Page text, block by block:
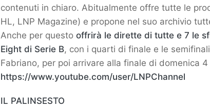
contenuti in chiaro. Abitualmente offre tutte le
HL, LNP Magazine) e propone nel suo archivio
Anche per questo offrirà le dirette di tutte e 7 le
Eight di Serie B, con i quarti di finale e le
Fabriano, per poi arrivare alla finale di domenica
https://www.youtube.com/user/LNPChannel
IL PALINSESTO